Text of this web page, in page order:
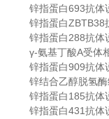
锌指蛋白693抗体
锌指蛋白ZBTB38
锌指蛋白288抗体
γ-氨基丁酸A受体
锌指蛋白909抗体
锌结合乙醇脱氢
锌指蛋白185抗体
锌指蛋白431抗体